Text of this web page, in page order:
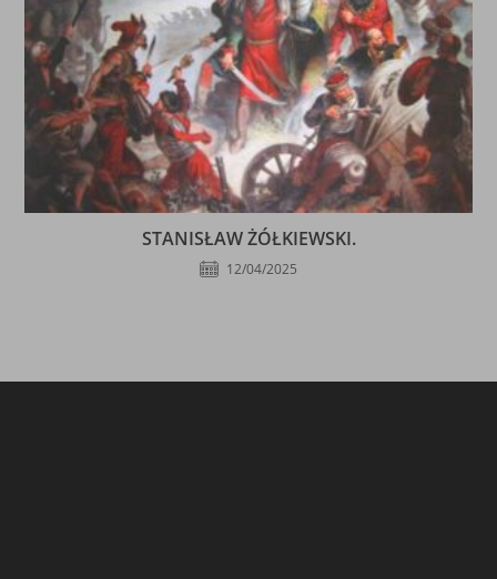
STANISŁAW ŻÓŁKIEWSKI.
12/04/2025